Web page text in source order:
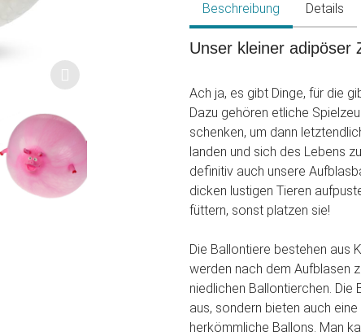
Beschreibung Details
Unser kleiner adipöser
Ach ja, es gibt Dinge, für die
Dazu gehören etliche
schenken, um dann
landen und sich des Lebens
definitiv auch unsere
dicken lustigen Tieren
füttern, sonst platzen sie!
Die Ballontiere bestehen aus
werden nach dem Aufblasen
niedlichen Ballontierchen. Die
aus, sondern bieten auch
herkömmliche Ballons. Man